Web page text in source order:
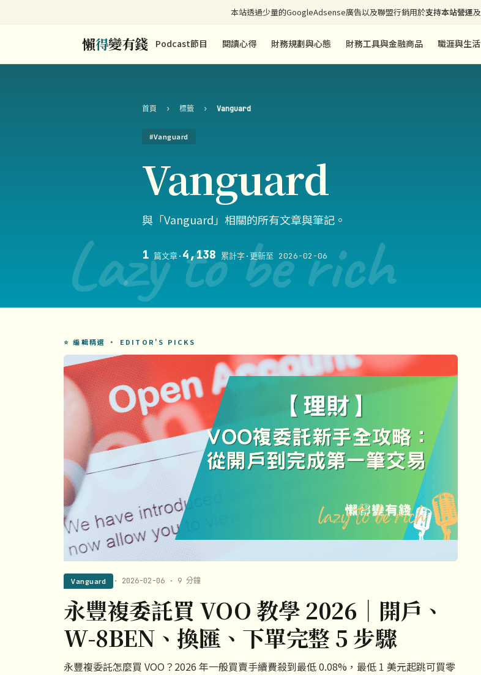
本站透過少量的GoogleAdsense廣告以及聯盟行銷用於支持本站營運及
懶得變有錢 Podcast節目 閱讀心得 財務規劃與心態 財務工具與金融商品 職涯與生活
Lazy to be rich
首頁 › 標籤 › Vanguard
#Vanguard
Vanguard
與「Vanguard」相關的所有文章與筆記。
1 篇文章· 4,138 累計字 ·更新至 2026-02-06
⭐ 編輯精選 · EDITOR'S PICKS
Vanguard · 2026-02-06 · 9 分鐘
永豐複委託買 VOO 教學 2026｜開戶、
W-8BEN、換匯、下單完整 5 步驟
永豐複委託怎麼買 VOO？2026 年一般買賣手續費殺到最低 0.08%，最低 1 美元起跳可買零